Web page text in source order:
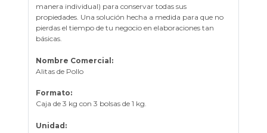
manera individual) para conservar todas sus
propiedades. Una solución hecha a medida para que no
pierdas el tiempo de tu negocio en elaboraciones tan
básicas.
Nombre Comercial:
Alitas de Pollo
Formato:
Caja de 3 kg con 3 bolsas de 1 kg.
Unidad: